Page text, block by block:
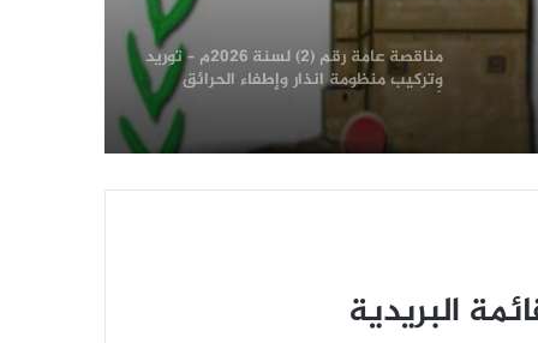
لأرشيف الإدارة العامة للبيانات ومركز
المعلومات بالإدارة العامة للحاسب الالي
تسليم شهادات للموظفين المشاركين في
دورات “طوفان الأقصى”
اختتام منافسات الدوري التنشيطي الأول
الدوري التنشيطي الأول لموظفي الهيئة
يزداد إثارة .. وفريق البيانات ينفرد بالصدارة
البريدية